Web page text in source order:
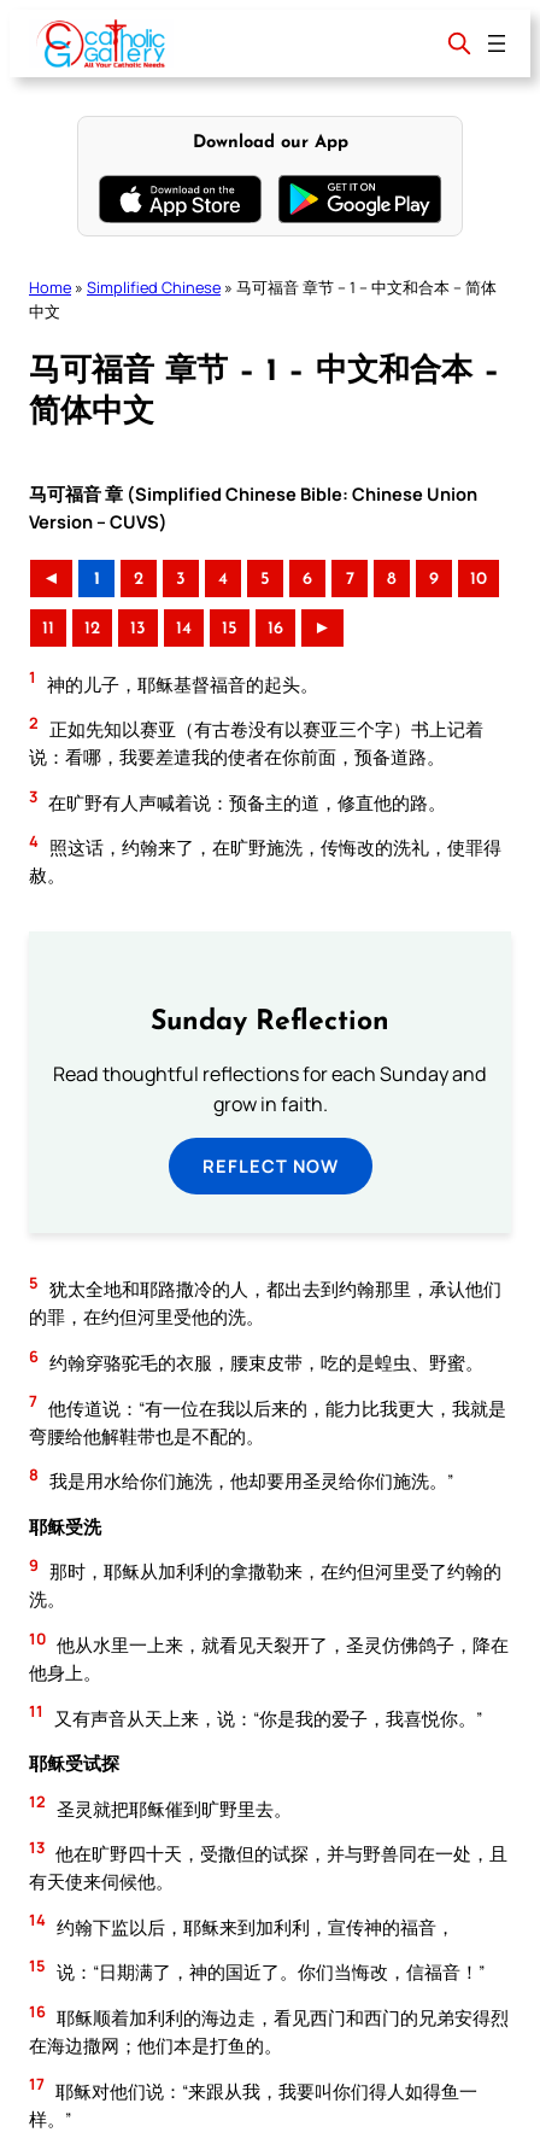
content
Download our App
Home » Simplified Chinese » 马可福音 章节 – 1 – 中文和合本 – 简体
中文
马可福音 章节 – 1 – 中文和合本 –
简体中文
马可福音 章 (Simplified Chinese Bible: Chinese Union
Version – CUVS)
◄ 1 2 3 4 5 6 7 8 9 10
11 12 13 14 15 16 ►
1 神的儿子，耶稣基督福音的起头。
2
正如先知以赛亚（有古卷没有以赛亚三个字）书上记着
说：看哪，我要差遣我的使者在你前面，预备道路。
3 在旷野有人声喊着说：预备主的道，修直他的路。
4 照这话，约翰来了，在旷野施洗，传悔改的洗礼，使罪得
赦。
Sunday Reflection
Read thoughtful reflections for each Sunday and
grow in faith.
REFLECT NOW
5 犹太全地和耶路撒冷的人，都出去到约翰那里，承认他们
的罪，在约但河里受他的洗。
6 约翰穿骆驼毛的衣服，腰束皮带，吃的是蝗虫、野蜜。
7 他传道说：“有一位在我以后来的，能力比我更大，我就是
弯腰给他解鞋带也是不配的。
8 我是用水给你们施洗，他却要用圣灵给你们施洗。”
耶稣受洗
9 那时，耶稣从加利利的拿撒勒来，在约但河里受了约翰的
洗。
10 他从水里一上来，就看见天裂开了，圣灵仿佛鸽子，降在
他身上。
11
又有声音从天上来，说：“你是我的爱子，我喜悦你。”
耶稣受试探
12 圣灵就把耶稣催到旷野里去。
13 他在旷野四十天，受撒但的试探，并与野兽同在一处，且
有天使来伺候他。
14 约翰下监以后，耶稣来到加利利，宣传神的福音，
15 说：“日期满了，神的国近了。你们当悔改，信福音！”
16 耶稣顺着加利利的海边走，看见西门和西门的兄弟安得烈
在海边撒网；他们本是打鱼的。
17 耶稣对他们说：“来跟从我，我要叫你们得人如得鱼一
样。”